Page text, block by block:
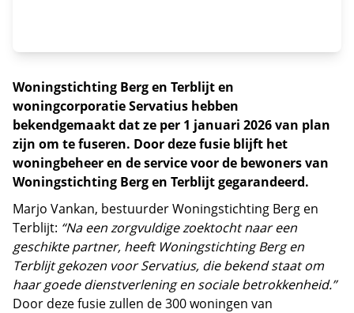
Woningstichting Berg en Terblijt en
woningcorporatie Servatius hebben
bekendgemaakt dat ze per 1 januari 2026 van plan
zijn om te fuseren. Door deze fusie blijft het
woningbeheer en de service voor de bewoners van
Woningstichting Berg en Terblijt gegarandeerd.
Marjo Vankan, bestuurder Woningstichting Berg en
Terblijt: “Na een zorgvuldige zoektocht naar een
geschikte partner, heeft Woningstichting Berg en
Terblijt gekozen voor Servatius, die bekend staat om
haar goede dienstverlening en sociale betrokkenheid.”
Door deze fusie zullen de 300 woningen van